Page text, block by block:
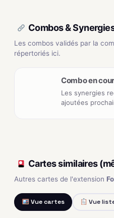
Combos &
Les combos validés par la
répertoriés ici.
Combo en
Les synergies
ajoutées
Cartes similaires
Autres cartes de l'extension
Vue cartes Vue